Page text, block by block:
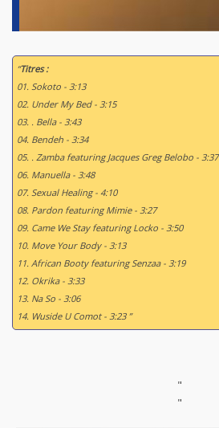
“Titres :
01. Sokoto - 3:13
02. Under My Bed - 3:15
03. . Bella - 3:43
04. Bendeh - 3:34
05. . Zamba featuring Jacques Greg Belobo - 3:37
06. Manuella - 3:48
07. Sexual Healing - 4:10
08. Pardon featuring Mimie - 3:27
09. Came We Stay featuring Locko - 3:50
10. Move Your Body - 3:13
11. African Booty featuring Senzaa - 3:19
12. Okrika - 3:33
13. Na So - 3:06
14. Wuside U Comot - 3:23 ”
"
"